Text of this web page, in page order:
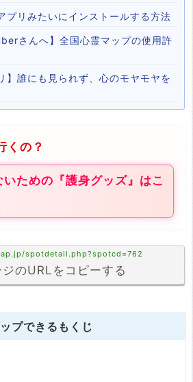
プリみたいにインストールする方法
さんへ】全国心霊マップの使用許
】誰にも見られず、心のモヤモヤを
くの？
いための『護身グッズ』はこ
spotdetail.php?spotcd=762
ジのURLをコピーする
プできるもくじ